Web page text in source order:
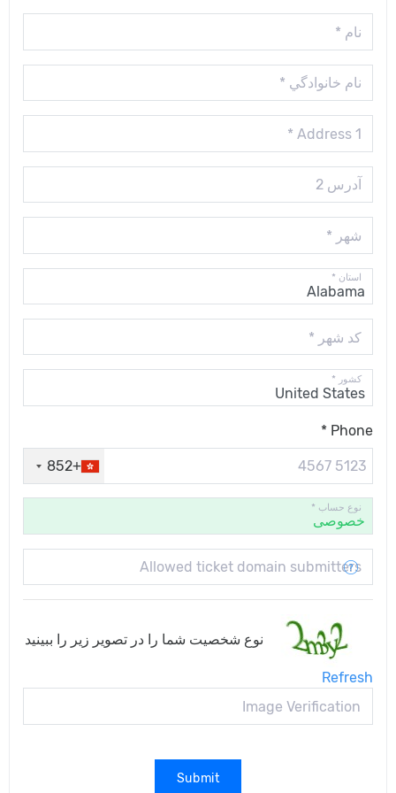
نام *
نام خانوادگي *
Address 1 *
آدرس 2
شهر *
استان *
كد شهر *
كشور *
Phone *
+852
نوع حساب *
Allowed ticket domain submitters
نوع شخصیت شما را در تصویر زیر را ببینید
Refresh
Submit